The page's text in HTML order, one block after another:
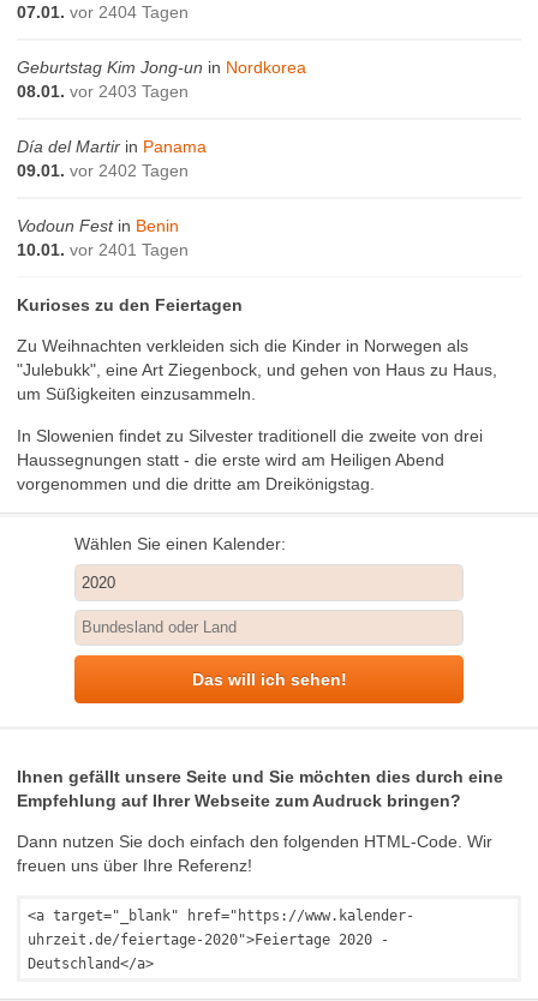
07.01. vor 2404 Tagen
Geburtstag Kim Jong-un in Nordkorea
08.01. vor 2403 Tagen
Día del Martir in Panama
09.01. vor 2402 Tagen
Vodoun Festin Benin
10.01. vor 2401 Tagen
Kurioses zu den Feiertagen
Zu Weihnachten verkleiden sich die Kinder in Norwegen als
"Julebukk", eine Art Ziegenbock, und gehen von Haus zu Haus,
um Süßigkeiten einzusammeln.
In Slowenien findet zu Silvester traditionell die zweite von drei
Haussegnungen statt - die erste wird am Heiligen Abend
vorgenommen und die dritte am Dreikönigstag.
Wählen Sie einen Kalender:
Das will ich sehen!
Ihnen gefällt unsere Seite und Sie möchten dies durch eine
Empfehlung auf Ihrer Webseite zum Audruck bringen?
Dann nutzen Sie doch einfach den folgenden HTML-Code. Wir
freuen uns über Ihre Referenz!
<a target="_blank" href="https://www.kalender-
uhrzeit.de/feiertage-2020">Feiertage 2020 -
Deutschland</a>